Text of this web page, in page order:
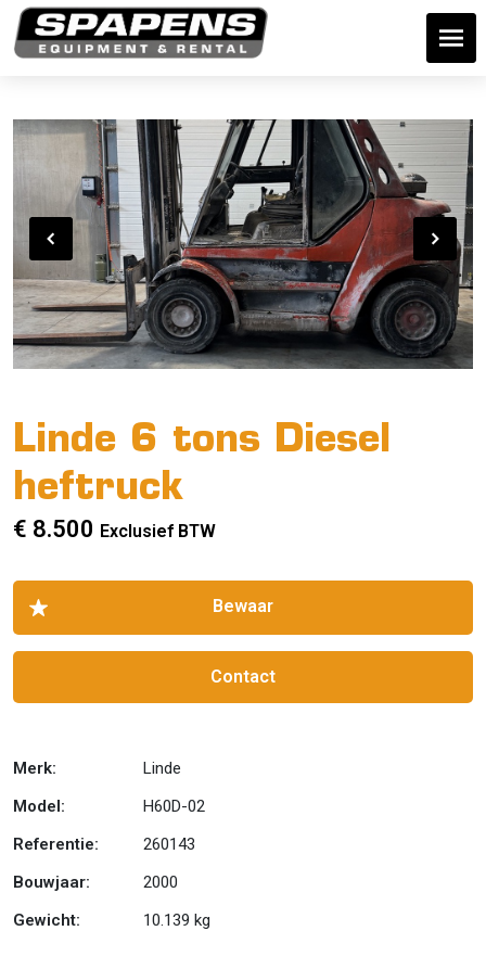
Linde 6 tons Diesel
heftruck
€ 8.500 Exclusief BTW
Contact
Merk:
Linde
Model:
H60D-02
Referentie:
260143
Bouwjaar:
2000
Gewicht:
10.139 kg